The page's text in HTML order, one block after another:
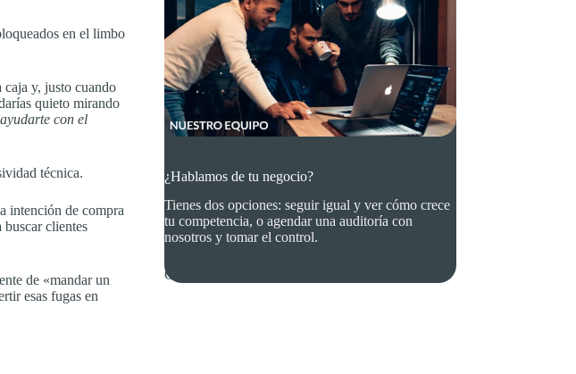
en el limbo
caja y, justo cuando
quieto mirando
con el
técnica.
intención de compra
clientes
de «mandar un
esas fugas en
¿Hablamos de tu negocio?
Tienes dos opciones: seguir igual y ver cómo crece
tu competencia, o agendar una auditoría con
nosotros y tomar el control.
Contáctanos y Pide tu Auditoría